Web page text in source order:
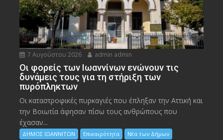
7 Αυγούστου 2026 admin admin
Οι φορείς των Ιωαννίνων ενώνουν τις
δυνάμεις τους για τη στήριξη των
πυρόπληκτων
Οι καταστροφικές πυρκαγιές που έπληξαν την Αττική και
την Bοιωτία άφησαν πίσω τους ανθρώπους που
έχασαν...
ΔΗΜΟΣ ΙΩΑΝΝΙΤΩΝ Επικαιρότητα Νέα των Δήμων